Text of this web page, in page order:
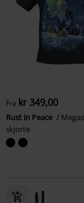
Fra kr 349,00
Rust in Peace
skjorte